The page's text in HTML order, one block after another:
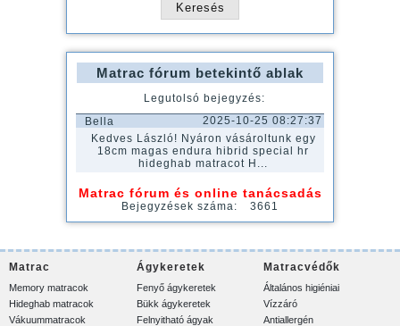
Matrac fórum betekintő ablak
Legutolsó bejegyzés:
Bella
2025-10-25 08:27:37
Kedves László! Nyáron vásároltunk egy
18cm magas endura hibrid special hr
hideghab matracot H...
Matrac fórum és online tanácsadás
Bejegyzések száma: 3661
Matrac
Memory matracok
Hideghab matracok
Vákuummatracok
Ágykeretek
Fenyő ágykeretek
Bükk ágykeretek
Felnyitható ágyak
Matracvédők
Általános higiéniai
Vízzáró
Antiallergén